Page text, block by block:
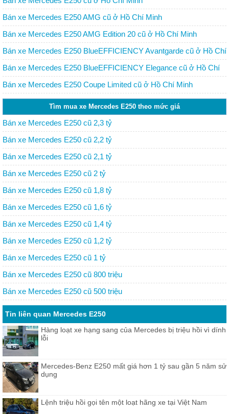
Bán xe Mercedes E250 AMG cũ ở Hồ Chí Minh
Bán xe Mercedes E250 AMG Edition 20 cũ ở Hồ Chí Minh
Bán xe Mercedes E250 BlueEFFICIENCY Avantgarde cũ ở Hồ Chí
Minh
Bán xe Mercedes E250 BlueEFFICIENCY Elegance cũ ở Hồ Chí
Minh
Bán xe Mercedes E250 Coupe Limited cũ ở Hồ Chí Minh
Tìm mua xe Mercedes E250 theo mức giá
Bán xe Mercedes E250 cũ 2,3 tỷ
Bán xe Mercedes E250 cũ 2,2 tỷ
Bán xe Mercedes E250 cũ 2,1 tỷ
Bán xe Mercedes E250 cũ 2 tỷ
Bán xe Mercedes E250 cũ 1,8 tỷ
Bán xe Mercedes E250 cũ 1,6 tỷ
Bán xe Mercedes E250 cũ 1,4 tỷ
Bán xe Mercedes E250 cũ 1,2 tỷ
Bán xe Mercedes E250 cũ 1 tỷ
Bán xe Mercedes E250 cũ 800 triệu
Bán xe Mercedes E250 cũ 500 triệu
Tin liên quan Mercedes E250
Hàng loạt xe hạng sang của Mercedes bị triệu hồi vì dính
lỗi
Mercedes-Benz E250 mất giá hơn 1 tỷ sau gần 5 năm sử
dụng
Lệnh triệu hồi gọi tên một loạt hãng xe tại Việt Nam